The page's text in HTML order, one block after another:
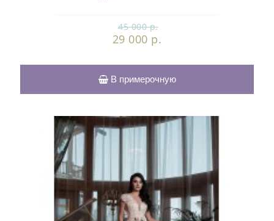
45 000 р.
29 000 р.
В примерочную